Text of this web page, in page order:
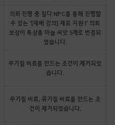
의뢰 진행 중 질다 NPC를 통해 진행할
수 있는 '[재배 강의] 재료 지원 I' 의뢰
보상이 특상품 마늘 씨앗 5개로 변경되
었습니다.
무기질 비료를 만드는 조건이 제거되었
습니다.
무기질 비료, 유기질 비료를 만드는 조
건이 제거되었습니다.